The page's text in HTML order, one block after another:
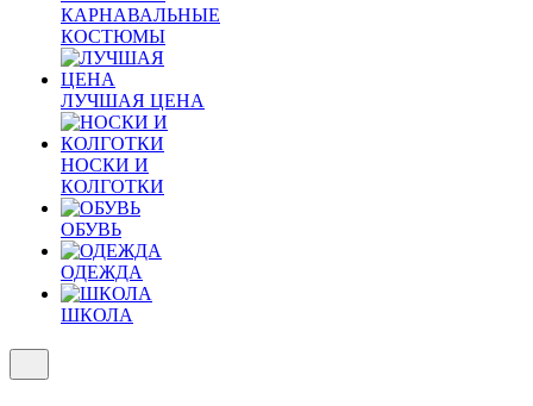
КАРНАВАЛЬНЫЕ
КОСТЮМЫ
ЛУЧШАЯ ЦЕНА
НОСКИ И
КОЛГОТКИ
ОБУВЬ
ОДЕЖДА
ШКОЛА